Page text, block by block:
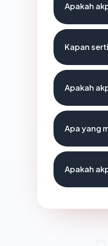
Apakah
Kapan
Apakah
Apa yang
Apakah